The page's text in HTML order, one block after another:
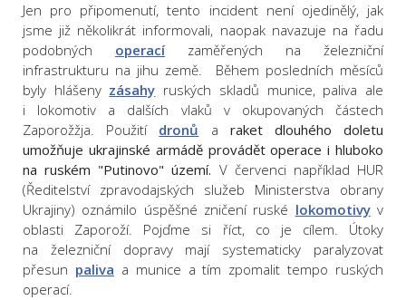
Jen pro připomenutí, tento incident není ojedinělý, jak
jsme již několikrát informovali, naopak navazuje na řadu
podobných operacízaměřených na železniční
infrastrukturu na jihu země. Během posledních měsíců
byly hlášeny zásahy ruských skladů munice, paliva ale
i lokomotiv a dalších vlaků v okupovaných částech
Zaporožžja. Použití dronů a raket dlouhého doletu
umožňuje ukrajinské armádě provádět operace i hluboko
na ruském "Putinovo" území. V červenci například HUR
(Ředitelství zpravodajských služeb Ministerstva obrany
Ukrajiny) oznámilo úspěšné zničení ruské lokomotivyv
oblasti Zaporoží. Pojďme si říct, co je cílem. Útoky
na železniční dopravy mají systematicky paralyzovat
přesun paliva a munice a tím zpomalit tempo ruských
operací.